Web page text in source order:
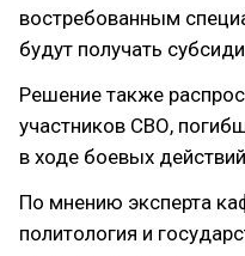
востребованным
будут получать
Решение также
участников СВО,
в ходе боевых
По мнению эксперта
политология и